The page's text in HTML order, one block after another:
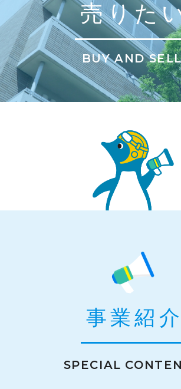
売りた
BUY AND
事業紹介
SPECIAL